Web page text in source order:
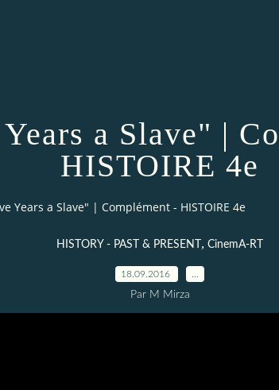
a Slave" |
HISTOIRE 4e
Years a Slave" | Complément - HISTOIRE 4e
HISTORY - PAST & PRESENT , CinemA-RT
18.09.2016
Par M Mirza